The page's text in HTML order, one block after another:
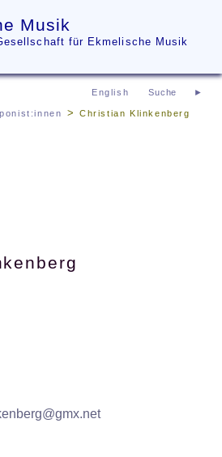
Musik
für Ekmelische Musik
English
Christian Klinkenberg
gmx net